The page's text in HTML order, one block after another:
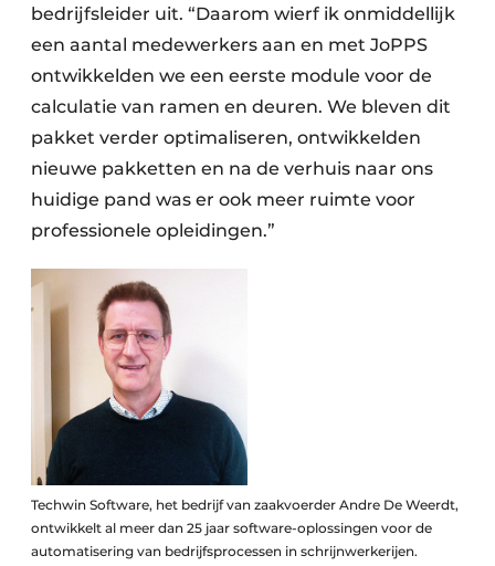
bedrijfsleider uit. “Daarom wierf ik onmiddellijk
een aantal medewerkers aan en met JoPPS
ontwikkelden we een eerste module voor de
calculatie van ramen en deuren. We bleven dit
pakket verder optimaliseren, ontwikkelden
nieuwe pakketten en na de verhuis naar ons
huidige pand was er ook meer ruimte voor
professionele opleidingen.”
Techwin Software, het bedrijf van zaakvoerder Andre De Weerdt,
ontwikkelt al meer dan 25 jaar software-oplossingen voor de
automatisering van bedrijfsprocessen in schrijnwerkerijen.